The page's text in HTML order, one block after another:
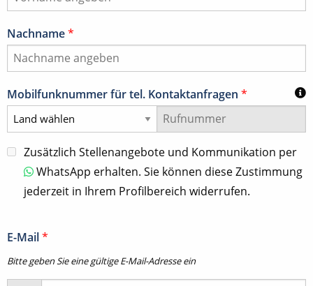
Nachname*
Mobilfunknummer für tel. Kontaktanfragen *
Zusätzlich Stellenangebote und Kommunikation per
WhatsApp erhalten. Sie können diese Zustimmung
jederzeit in Ihrem Profilbereich widerrufen.
E-Mail*
Bitte geben Sie eine gültige E-Mail-Adresse ein